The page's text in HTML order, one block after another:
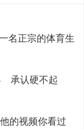
名正宗的体育生
承认硬不起
的视频你看过